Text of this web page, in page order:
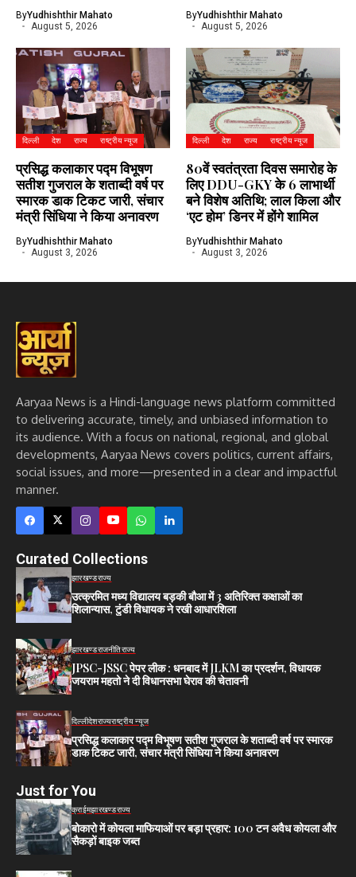
ByYudhishthir Mahato
August 5, 2026
ByYudhishthir Mahato
August 5, 2026
दिल्ली देश राज्य राष्ट्रीय न्यूज
प्रसिद्ध कलाकार पद्म विभूषण
सतीश गुजराल के शताब्दी वर्ष पर
स्मारक डाक टिकट जारी, संचार
मंत्री सिंधिया ने किया अनावरण
ByYudhishthir Mahato
August 3, 2026
दिल्ली देश राज्य राष्ट्रीय न्यूज
80वें स्वतंत्रता दिवस समारोह के
लिए DDU-GKY के 6 लाभार्थी
बने विशेष अतिथि; लाल किला और
‘एट होम’ डिनर में होंगे शामिल
ByYudhishthir Mahato
August 3, 2026
Aaryaa News is a Hindi-language news platform committed
to delivering accurate, timely, and unbiased information to
its audience. With a focus on national, regional, and global
developments, Aaryaa News covers politics, current affairs,
social issues, and more—presented in a clear and impactful
manner.
Curated Collections
झारखण्डराज्य
उत्क्रमित मध्य विद्यालय बड़की बौआ में 3 अतिरिक्त कक्षाओं का
शिलान्यास, टुंडी विधायक ने रखी आधारशिला
झारखण्डराजनीतिराज्य
JPSC-JSSC पेपर लीक : धनबाद में JLKM का प्रदर्शन, विधायक
जयराम महतो ने दी विधानसभा घेराव की चेतावनी
दिल्लीदेशराज्यराष्ट्रीय न्यूज
प्रसिद्ध कलाकार पद्म विभूषण सतीश गुजराल के शताब्दी वर्ष पर स्मारक
डाक टिकट जारी, संचार मंत्री सिंधिया ने किया अनावरण
Just for You
क्राईमझारखण्डराज्य
बोकारो में कोयला माफियाओं पर बड़ा प्रहार: 100 टन अवैध कोयला और
सैकड़ों बाइक जब्त